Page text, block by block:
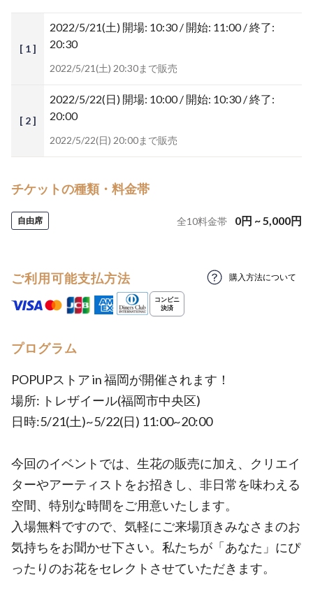
[ 1 ]
2022/5/21(土) 開場: 10:30 / 開始: 11:00 / 終了:
20:30
2022/5/21(土) 20:30まで販売
[ 2 ]
2022/5/22(日) 開場: 10:00 / 開始: 10:30 / 終了:
20:00
2022/5/22(日) 20:00まで販売
チケットの種類・料金帯
自由席 全10料金帯 0円 ~5,000円
ご利用可能支払方法 購入方法について
プログラム
POPUPストア in 福岡が開催されます！
場所: トレザイール(福岡市中央区)
日時:5/21(土)~5/22(日) 11:00~20:00
今回のイベントでは、生花の販売に加え、クリエイ
ターやアーティストをお招きし、非日常を味わえる
空間、特別な時間をご用意いたします。
入場無料ですので、気軽にご来場頂きみなさまのお
気持ちをお聞かせ下さい。私たちが「あなた」にぴ
ったりのお花をセレクトさせていただきます。